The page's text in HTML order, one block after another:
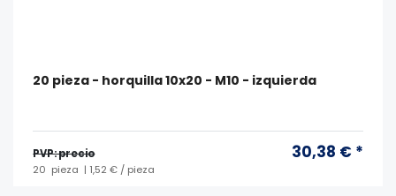
20 pieza - horquilla 10x20 - M10 - izquierda
PVP: precio 30,38 € *
20 pieza | 1,52 € / pieza